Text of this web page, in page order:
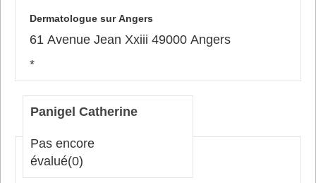
Dermatologue sur Angers
61 Avenue Jean Xxiii 49000 Angers
*
Panigel Catherine
Pas encore
évalué(0)